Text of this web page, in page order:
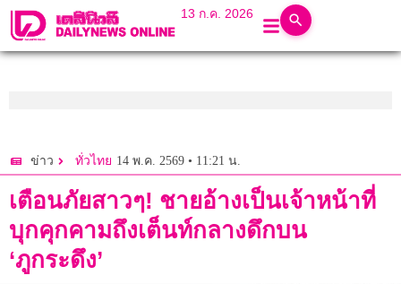
13 ก.ค. 2026
ข่าว ทั่วไทย 14 พ.ค. 2569 • 11:21 น.
เตือนภัยสาวๆ! ชายอ้างเป็นเจ้าหน้าที่
บุกคุกคามถึงเต็นท์กลางดึกบน
‘ภูกระดึง’